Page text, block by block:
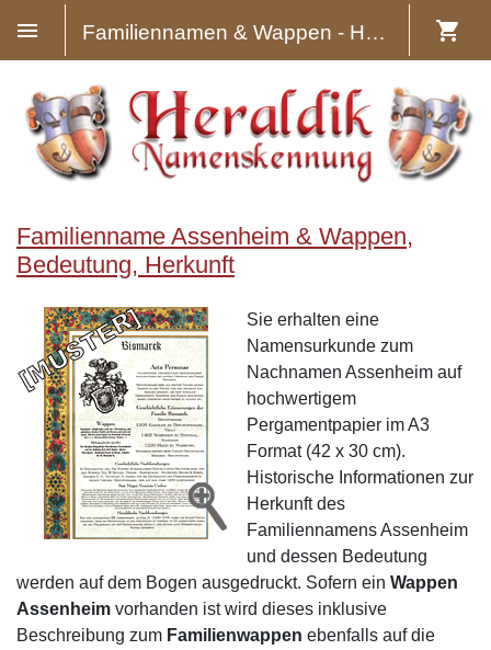
Familiennamen & Wappen - Heraldik
Familienname Assenheim & Wappen,
Bedeutung, Herkunft
Sie erhalten eine
Namensurkunde zum
Nachnamen Assenheim auf
hochwertigem
Pergamentpapier im A3
Format (42 x 30 cm).
Historische Informationen zur
Herkunft des
Familiennamens Assenheim
und dessen Bedeutung
werden auf dem Bogen ausgedruckt. Sofern ein Wappen
Assenheim vorhanden ist wird dieses inklusive
Beschreibung zum Familienwappen ebenfalls auf die